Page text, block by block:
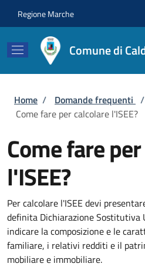
Regione Marche
Comune di
Briciole di pane
Home / Domande frequenti /
Come fare per calcolare l'ISEE?
Come fare
l'ISEE?
Per calcolare l'ISEE devi
definita Dichiarazione Sostitutiva
indicare la composizione e le
familiare, i relativi redditi e il
mobiliare e immobiliare.